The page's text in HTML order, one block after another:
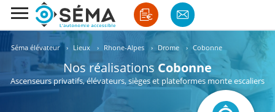
Séma élévateur › Lieux › Rhone-Alpes › Drome › Cobonne
Nos réalisations Cobonne
Ascenseurs privatifs, élévateurs, sièges et plateformes monte escaliers